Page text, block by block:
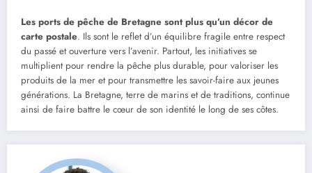
Les ports de pêche de Bretagne sont plus qu’un décor de
carte postale. Ils sont le reflet d’un équilibre fragile entre respect
du passé et ouverture vers l’avenir. Partout, les initiatives se
multiplient pour rendre la pêche plus durable, pour valoriser les
produits de la mer et pour transmettre les savoir-faire aux jeunes
générations. La Bretagne, terre de marins et de traditions, continue
ainsi de faire battre le cœur de son identité le long de ses côtes.